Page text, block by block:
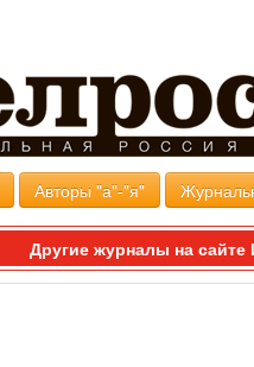
Авторы "а"-"я"
Другие журналы на